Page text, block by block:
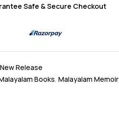
Safe & Secure Checkout
New Release
Books,Malayalam Memoir